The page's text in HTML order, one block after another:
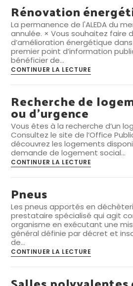
Guzet
Rénovation
La permanence de l'ALEDA du
annulée. × Vous souhaitez faire
d’amélioration énergétique
premier point d’information
bénéficier de…
CONTINUER LA LECTURE
énergétique
Recherche de
ou d’urgence
Vous êtes à la recherche d’un
Consultez le site de l’Office
découvrez les logements
demande de logement social…
CONTINUER LA LECTURE
de
Pneus
Les pneus apportés en
prestataire spécialisé qui agit
organisme en exécutant une
général définie par décret et
de…
CONTINUER LA LECTURE